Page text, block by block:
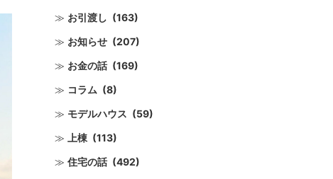
お引渡し (163)
お知らせ (207)
お金の話 (169)
コラム (8)
モデルハウス (59)
上棟 (113)
住宅の話 (492)